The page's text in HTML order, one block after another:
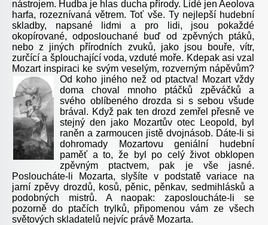
nástrojem. Hudba je hlas ducha přírody. Lidé jen Aeolova
harfa, rozeznívaná větrem. Toť vše. Ty nejlepší hudební
skladby, napsané lidmi a pro lidi, jsou pokaždé
okopírované, odposlouchané buď od zpěvných ptáků,
nebo z jiných přírodních zvuků, jako jsou bouře, vítr,
zurčící a šplouchající voda, vzduté moře. Kdepak asi vzal
Mozart inspiraci ke svým veselým, rozverným nápěvům?
Od koho jiného než od ptactva! Mozart vždy
doma choval mnoho ptáčků zpěváčků a
svého oblíbeného drozda si s sebou všude
brával. Když pak ten drozd zemřel přesně ve
stejný den jako Mozartův otec Leopold, byl
raněn a zarmoucen jistě dvojnásob. Dáte-li si
dohromady Mozartovu geniální hudební
paměť a to, že byl po celý život obklopen
zpěvným ptactvem, pak je vše jasné.
Posloucháte-li Mozarta, slyšíte v podstatě variace na
jarní zpěvy drozdů, kosů, pěnic, pěnkav, sedmihlásků a
podobných mistrů. A naopak: zaposloucháte-li se
pozorně do ptačích trylků, připomenou vám ze všech
světových skladatelů nejvíc právě Mozarta.